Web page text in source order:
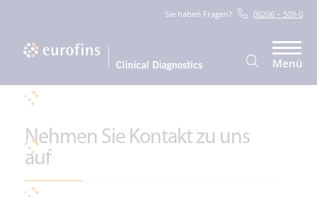
Sie haben Fragen? 06206 – 509-0
Menü
Nehmen Sie Kontakt zu uns
auf